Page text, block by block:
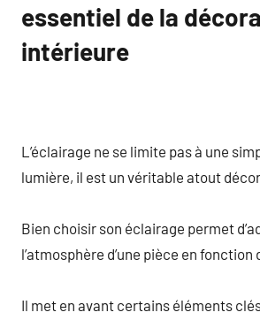
essentiel de la
intérieure
L’éclairage ne se limite pas à une
lumière, il est un véritable atout
Bien choisir son éclairage permet
l’atmosphère d’une pièce en fonction
Il met en avant certains éléments